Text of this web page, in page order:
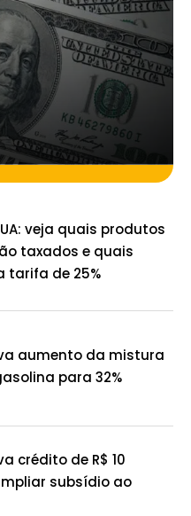
veja quais produtos
taxados e quais
tarifa de 25%
aumento da mistura
para 32%
crédito de R$ 10
subsídio ao